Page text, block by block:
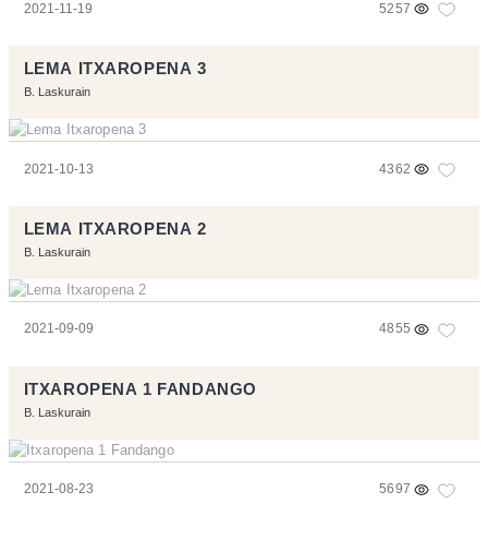
2021-11-19 5257
LEMA ITXAROPENA 3
B. Laskurain
2021-10-13 4362
LEMA ITXAROPENA 2
B. Laskurain
2021-09-09 4855
ITXAROPENA 1 FANDANGO
B. Laskurain
2021-08-23 5697